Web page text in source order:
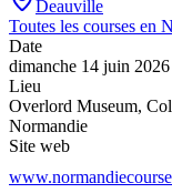
Deauville
Toutes les courses en
Date
dimanche 14 juin 2026
Lieu
Overlord Museum,
Normandie
Site web